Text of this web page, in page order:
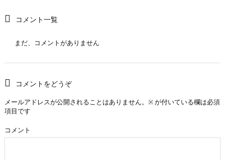
コメント一覧
まだ、コメントがありません
コメントをどうぞ
メールアドレスが公開されることはありません。 ※が付いている欄は必須
項目です
コメント